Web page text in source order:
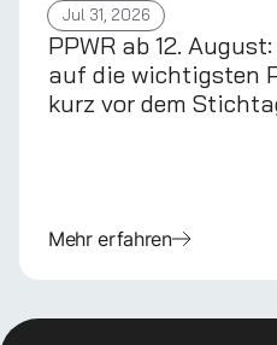
Jul 31, 2026
PPWR ab 12.
auf die wichtigsten
kurz vor dem
Mehr erfahren